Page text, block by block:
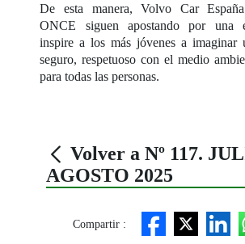
De esta manera, Volvo Car
ONCE siguen apostando por una
inspire a los más jóvenes a imaginar
seguro, respetuoso con el medio
para todas las personas.
Volver a Nº 117.
AGOSTO 2025
Compartir :